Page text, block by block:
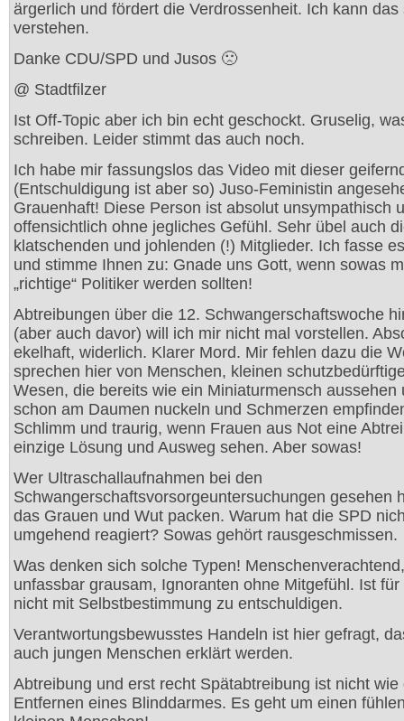
ärgerlich und fördert die Verdrossenheit. Ich kann das
verstehen.
Danke CDU/SPD und Jusos 🙁
@ Stadtfilzer
Ist Off-Topic aber ich bin echt geschockt. Gruselig,
schreiben. Leider stimmt das auch noch.
Ich habe mir fassungslos das Video mit dieser
(Entschuldigung ist aber so) Juso-Feministin
Grauenhaft! Diese Person ist absolut unsympathisch
offensichtlich ohne jegliches Gefühl. Sehr übel auch
klatschenden und johlenden (!) Mitglieder. Ich fasse
und stimme Ihnen zu: Gnade uns Gott, wenn sowas
„richtige“ Politiker werden sollten!
Abtreibungen über die 12. Schwangerschaftswoche
(aber auch davor) will ich mir nicht mal vorstellen.
ekelhaft, widerlich. Klarer Mord. Mir fehlen dazu die
sprechen hier von Menschen, kleinen
Wesen, die bereits wie ein Miniaturmensch aussehen
schon am Daumen nuckeln und Schmerzen
Schlimm und traurig, wenn Frauen aus Not eine
einzige Lösung und Ausweg sehen. Aber sowas!
Wer Ultraschallaufnahmen bei den
Schwangerschaftsvorsorgeuntersuchungen gesehen
das Grauen und Wut packen. Warum hat die SPD
umgehend reagiert? Sowas gehört rausgeschmissen.
Was denken sich solche Typen! Menschenverachtend,
unfassbar grausam, Ignoranten ohne Mitgefühl. Ist für
nicht mit Selbstbestimmung zu entschuldigen.
Verantwortungsbewusstes Handeln ist hier gefragt,
auch jungen Menschen erklärt werden.
Abtreibung und erst recht Spätabtreibung ist nicht wie
Entfernen eines Blinddarmes. Es geht um einen